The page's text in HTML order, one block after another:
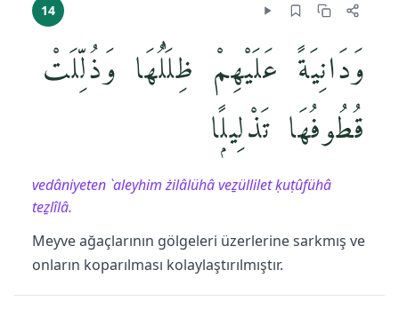
14
وَدَانِيَةً عَلَيْهِمْ ظِلَٰلُهَا وَذُلِّلَتْ
قُطُوفُهَا تَذْلِيلًۭا
vedâniyeten `aleyhim żilâlühâ veẕüllilet ḳuṭûfühâ
teẕlîlâ.
Meyve ağaçlarının gölgeleri üzerlerine sarkmış ve
onların koparılması kolaylaştırılmıştır.